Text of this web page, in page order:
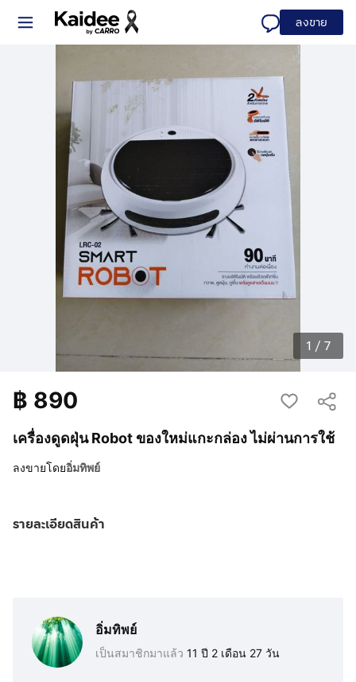
ลงขาย
1 / 7
เครื่องดูดฝุ่น Robot ของใหม่แกะกล่อง ไม่ผ่านการใช้
฿ 890
ลงขายโดยอิ่มทิพย์
รายละเอียดสินค้า
อิ่มทิพย์
เป็นสมาชิกมาแล้ว 11 ปี 2 เดือน 27 วัน